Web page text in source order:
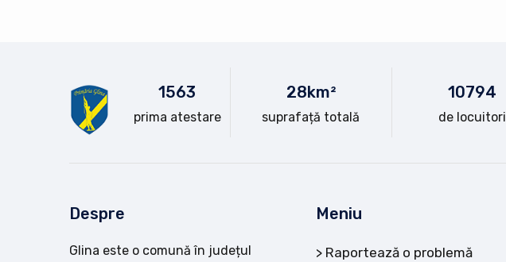
1563
prima atestare
28km²
suprafață totală
10794
de locuitori
Despre
Glina este o comună în județul
Meniu
Raportează o problemă